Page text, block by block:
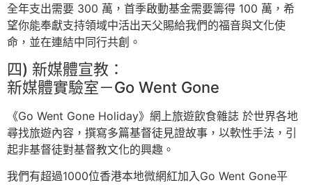
全年支出需要 300 萬，首季啟動基金需要籌得 100 萬，希
望你能奉獻支持領域中活出天父賜給我們的福音與文化使
命，並在連結中同行共創。
四) 新媒體宣教：
新媒體實驗室－Go Went Gone
《Go Went Gone Holiday》網上旅遊飲食雜誌 於世界各地
尋找旅遊內容，撰寫多篇基督徒見證故事，以軟性手法，引
起非基督徒對基督教文化的興趣。
我們有超過1000位香港本地微網紅加入Go Went Gone平